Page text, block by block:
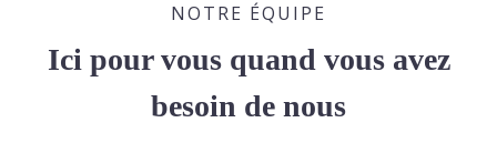
NOTRE ÉQUIPE
Ici pour vous quand vous avez
besoin de nous